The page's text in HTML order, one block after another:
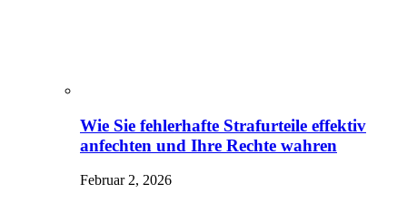
Wie Sie fehlerhafte Strafurteile effektiv
anfechten und Ihre Rechte wahren
Februar 2, 2026